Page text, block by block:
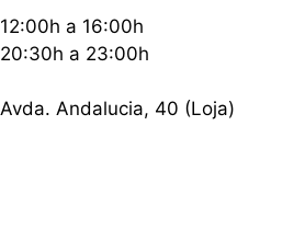
12:00h a 16:00h
20:30h a 23:00h
Avda. Andalucia, 40 (Loja)